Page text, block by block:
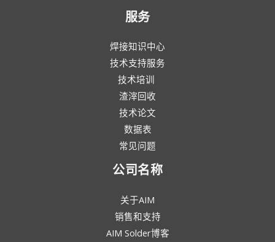
服务
焊接知识中心
技术支持服务
技术培训
渣滓回收
技术论文
数据表
常见问题
公司名称
关于AIM
销售和支持
AIM Solder博客